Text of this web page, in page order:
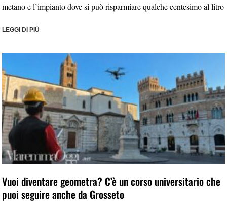
metano e l’impianto dove si può risparmiare qualche centesimo al litro
LEGGI DI PIÙ
Vuoi diventare geometra? C’è un corso universitario che
puoi seguire anche da Grosseto